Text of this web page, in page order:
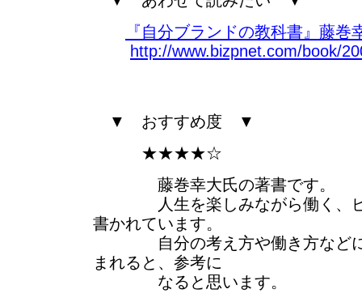
『自分ブランドの教科書』藤巻
http://www.bizpnet.com/book/
▼ おすすめ度 ▼
★★★★☆
藤巻幸大氏の著書です。
人生を楽しみながら働く、ピ
書かれています。
自分の考え方や働き方などに
まれると、参考に
なると思います。